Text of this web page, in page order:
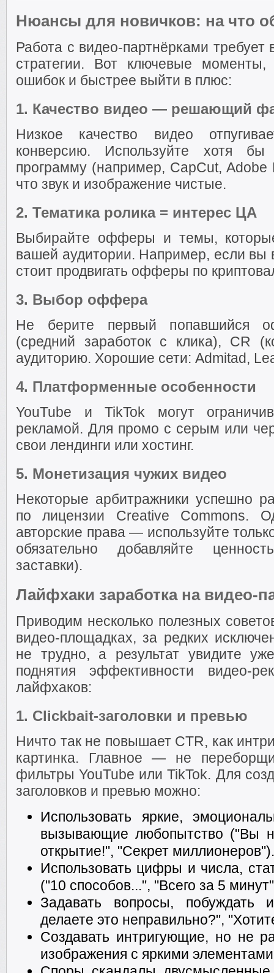
Нюансы для новичков: на что
Работа с видео-партнёрками требует
стратегии. Вот ключевые моменты,
ошибок и быстрее выйти в плюс:
1. Качество видео — решающий
Низкое качество видео
конверсию. Используйте хотя бы
программу (например, CapCut,
что звук и изображение чистые.
2. Тематика ролика = интерес ЦА
Выбирайте офферы и темы,
вашей аудитории. Например, если вы
стоит продвигать офферы по
3. Выбор оффера
Не берите первый попавшийся
(средний заработок с клика), CR
аудиторию. Хорошие сети: Admitad,
4. Платформенные особенности
YouTube и TikTok могут
рекламой. Для промо с серым или
свои лендинги или хостинг.
5. Монетизация чужих видео
Некоторые арбитражники успешно
по лицензии Creative Commons.
авторские права — используйте
обязательно добавляйте
заставки).
Лайфхаки заработка на видео-
Приводим несколько полезных
видео-площадках, за редких
не трудно, а результат увидите
поднятия эффективности видео-
лайфхаков:
1. Clickbait-заголовки и превью
Ничто так не повышает CTR, как
картинка. Главное — не
фильтры YouTube или TikTok. Для
заголовков и превью можно:
Использовать яркие,
вызывающие любопытство ("Вы
открытие!", "Секрет миллионеров").
Использовать цифры и числа,
("10 способов...", "Всего за 5
Задавать вопросы, побуждать
делаете это неправильно?",
Создавать интригующие, но не
изображения с яркими